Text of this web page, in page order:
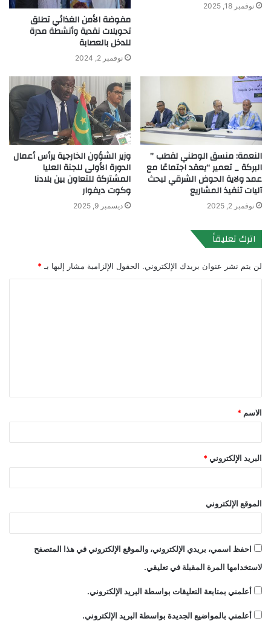
نوفمبر 18, 2025
مفوضة الأمن الغذائي تطلق
تحويلات نقدية وأنشطة مدرة
للدخل بالعصابة
نوفمبر 2, 2024
النعمة: منسق الوطني لقطب ”
البركة _ تعمير “يعقد اجتماعًا مع
عمد ولاية الحوض الشرقي لبحث
آليات تنفيذ المشاريع
نوفمبر 2, 2025
وزير الشؤون الخارجية يرأس أعمال
الدورة الأولى للجنة العليا
المشتركة للتعاون بين بلادنا
وكوت ديفوار
ديسمبر 9, 2025
اترك تعليقاً
لن يتم نشر عنوان بريدك الإلكتروني. الحقول الإلزامية مشار إليها بـ *
ق
*
الاسم *
البريد الإلكتروني *
الموقع الإلكتروني
احفظ اسمي، بريدي الإلكتروني، والموقع الإلكتروني في هذا المتصفح
لاستخدامها المرة المقبلة في تعليقي.
أعلمني بمتابعة التعليقات بواسطة البريد الإلكتروني.
أعلمني بالمواضيع الجديدة بواسطة البريد الإلكتروني.